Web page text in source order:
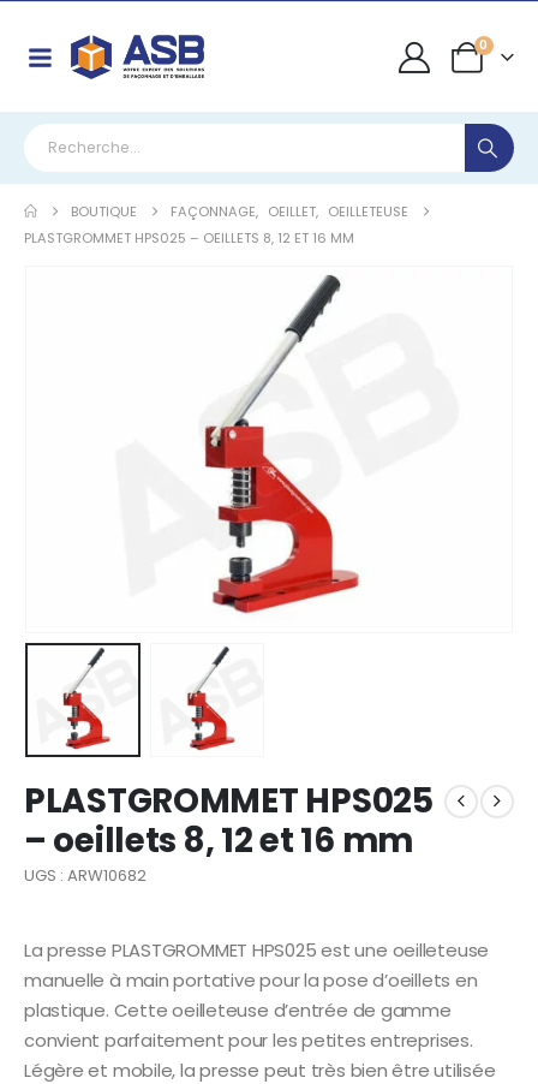
0
BOUTIQUE FAÇONNAGE, OEILLET, OEILLETEUSE
PLASTGROMMET HPS025 – OEILLETS 8, 12 ET 16 MM
PLASTGROMMET HPS025
– oeillets 8, 12 et 16 mm
UGS : ARW10682
La presse PLASTGROMMET HPS025 est une oeilleteuse
manuelle à main portative pour la pose d’oeillets en
plastique. Cette oeilleteuse d’entrée de gamme
convient parfaitement pour les petites entreprises.
Légère et mobile, la presse peut très bien être utilisée